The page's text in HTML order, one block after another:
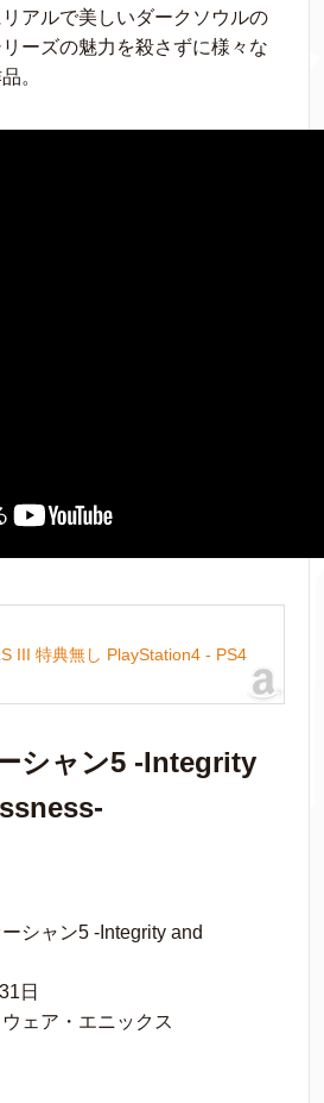
アルで美しいダークソウルの
ーズの魅力を殺さずに様々な
。
III 特典無し PlayStation4 - PS4
シャン5 -Integrity
シャン5 -Integrity and
日
ェア・エニックス